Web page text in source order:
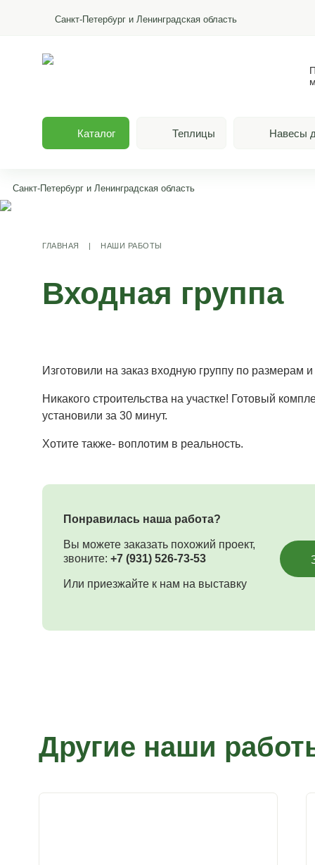
Санкт-Петербург и Ленинградская область
Каталог Теплицы Навесы
Санкт-Петербург и Ленинградская область
ГЛАВНАЯ | НАШИ РАБОТЫ
Входная группа
Изготовили на заказ входную группу по размерам
Никакого строительства на участке! Готовый
установили за 30 минут.
Хотите также- воплотим в реальность.
Понравилась наша работа?
Вы можете заказать похожий проект,
звоните: +7 (931) 526-73-53
Или приезжайте к нам на выставку
Другие наши